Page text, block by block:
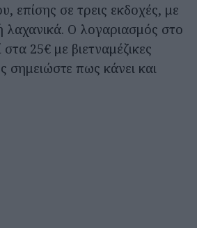
επίσης σε τρεις εκδοχές, με
λαχανικά. Ο λογαριασμός στο
25€ με βιετναμέζικες
σημειώστε πως κάνει και